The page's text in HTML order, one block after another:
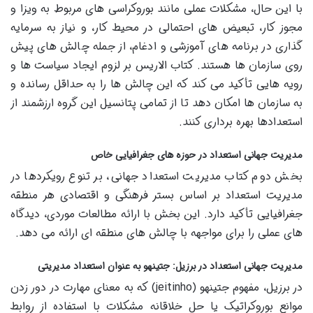
با این حال، مشکلات عملی مانند بوروکراسی های مربوط به ویزا و
مجوز کار، تبعیض های احتمالی در محیط کار، و نیاز به سرمایه
گذاری در برنامه های آموزشی و ادغام، از جمله چالش های پیش
روی سازمان ها هستند. کتاب الاریس بر لزوم ایجاد سیاست ها و
رویه هایی تأکید می کند که این چالش ها را به حداقل رسانده و
به سازمان ها امکان دهد تا از تمامی پتانسیل این گروه ارزشمند از
استعدادها بهره برداری کنند.
مدیریت جهانی استعداد در حوزه های جغرافیایی خاص
بخش دوم کتاب مدیریت استعداد جهانی، بر تنوع رویکردها در
مدیریت استعداد بر اساس بستر فرهنگی و اقتصادی هر منطقه
جغرافیایی تأکید دارد. این بخش با ارائه مطالعات موردی، دیدگاه
های عملی را برای مواجهه با چالش های منطقه ای ارائه می دهد.
مدیریت جهانی استعداد در برزیل: جتینهو به عنوان استعداد مدیریتی
در برزیل، مفهوم جتینهو (jeitinho) که به معنای مهارت در دور زدن
موانع بوروکراتیک یا حل خلاقانه مشکلات با استفاده از روابط